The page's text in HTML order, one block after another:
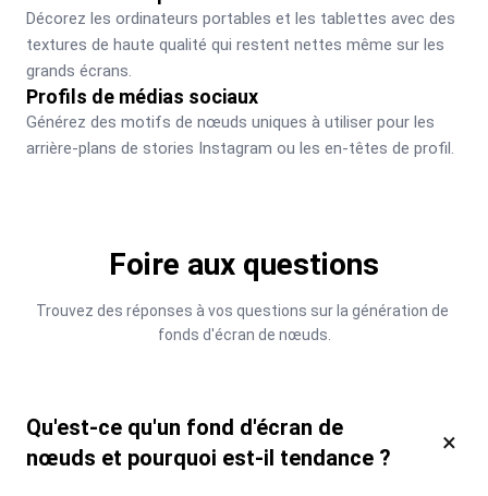
Décorez les ordinateurs portables et les tablettes avec des
textures de haute qualité qui restent nettes même sur les
grands écrans.
Profils de médias sociaux
Générez des motifs de nœuds uniques à utiliser pour les
arrière-plans de stories Instagram ou les en-têtes de profil.
Foire aux questions
Trouvez des réponses à vos questions sur la génération de
fonds d'écran de nœuds.
Qu'est-ce qu'un fond d'écran de
nœuds et pourquoi est-il tendance ?
×